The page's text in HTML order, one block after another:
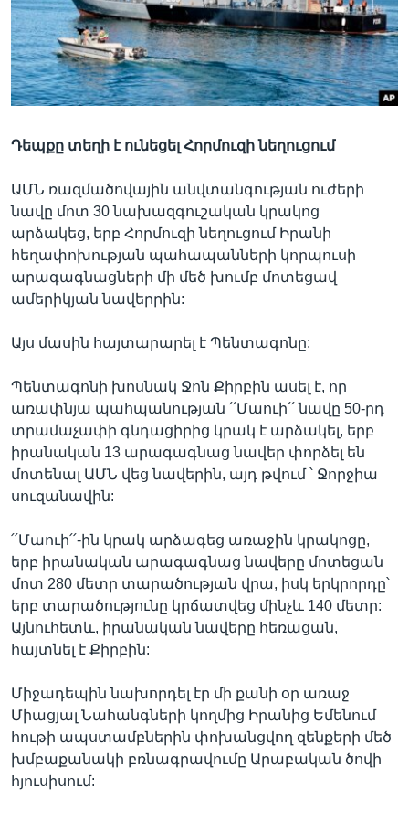
Լեզուներ
Դեպքը տեղի է ունեցել Հորմուզի նեղուցում
ԱՄՆ ռազմածովային անվտանգության ուժերի
նավը մոտ 30 նախազգուշական կրակոց
արձակեց, երբ Հորմուզի նեղուցում Իրանի
հեղափոխության պահապանների կորպուսի
արագագնացների մի մեծ խումբ մոտեցավ
ամերիկյան նավերրին:
Այս մասին հայտարարել է Պենտագոնը:
Պենտագոնի խոսնակ Ջոն Քիրբին ասել է, որ
առափնյա պահպանության ՛՛Մաուի՛՛ նավը 50-րդ
տրամաչափի գնդացիրից կրակ է արձակել, երբ
իրանական 13 արագագնաց նավեր փորձել են
մոտենալ ԱՄՆ վեց նավերին, այդ թվում ՝ Ջորջիա
սուզանավին:
՛՛Մաուի՛՛-ին կրակ արձագեց առաջին կրակոցը,
երբ իրանական արագագնաց նավերը մոտեցան
մոտ 280 մետր տարածության վրա, իսկ երկրորդը՝
երբ տարածությունը կրճատվեց մինչև 140 մետր:
Այնուհետև, իրանական նավերը հեռացան,
հայտնել է Քիրբին:
Միջադեպին նախորդել էր մի քանի օր առաջ
Միացյալ Նահանգների կողմից Իրանից Եմենում
հութի ապստամբներին փոխանցվող զենքերի մեծ
խմբաքանակի բռնագրավումը Արաբական ծովի
հյուսիսում: